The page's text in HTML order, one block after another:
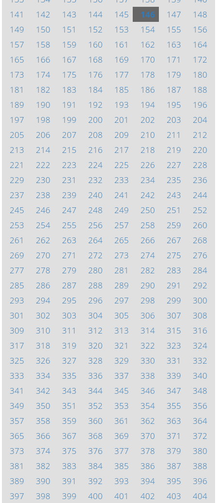
141
142 143 144 145 146 147
148
149
150 151 152 153 154 155
156
157
158 159 160 161 162 163
164
165
166 167 168 169 170 171
172
173
174 175 176 177 178 179
180
181
182 183 184 185 186 187
188
189
190 191 192 193 194 195
196
197
198 199 200 201 202 203
204
205
206 207 208 209 210 211
212
213
214 215 216 217 218 219
220
221
222 223 224 225 226 227
228
229
230 231 232 233 234 235
236
237
238 239 240 241 242 243
244
245
246 247 248 249 250 251
252
253
254 255 256 257 258 259
260
261
262 263 264 265 266 267
268
269
270 271 272 273 274 275
276
277
278 279 280 281 282 283
284
285
286 287 288 289 290 291
292
293
294 295 296 297 298 299
300
301
302 303 304 305 306 307
308
309
310 311 312 313 314 315
316
317
318 319 320 321 322 323
324
325
326 327 328 329 330 331
332
333
334 335 336 337 338 339
340
341
342 343 344 345 346 347
348
349
350 351 352 353 354 355
356
357
358 359 360 361 362 363
364
365
366 367 368 369 370 371
372
373
374 375 376 377 378 379
380
381
382 383 384 385 386 387
388
389
390 391 392 393 394 395
396
397
398 399 400 401 402 403 404